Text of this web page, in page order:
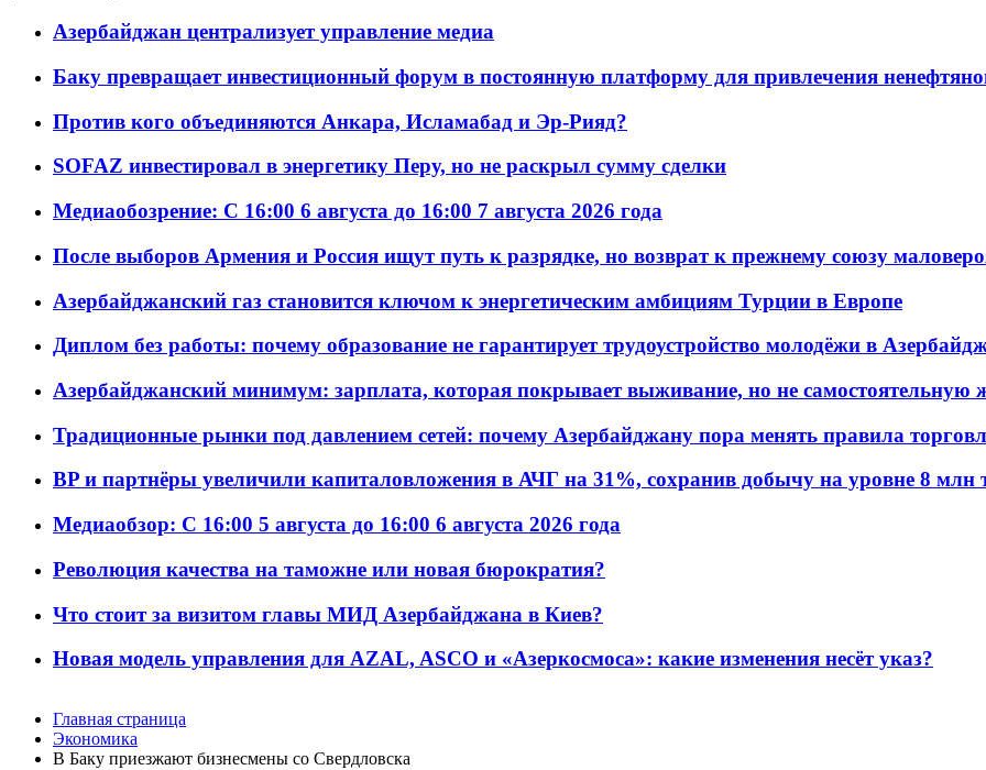
Азербайджан централизует управление медиа
Баку превращает инвестиционный форум в постоянную платформу для привлечения
Против кого объединяются Анкара, Исламабад и Эр-Рияд?
SOFAZ инвестировал в энергетику Перу, но не раскрыл сумму сделки
Медиаобозрение: С 16:00 6 августа до 16:00 7 августа 2026 года
После выборов Армения и Россия ищут путь к разрядке, но возврат к прежнему союзу
Азербайджанский газ становится ключом к энергетическим амбициям Турции в Европе
Диплом без работы: почему образование не гарантирует трудоустройство молодёжи в
Азербайджанский минимум: зарплата, которая покрывает выживание, но не самостоятельную
Традиционные рынки под давлением сетей: почему Азербайджану пора менять правила
BP и партнёры увеличили капиталовложения в АЧГ на 31%, сохранив добычу на уровне 8 млн
Медиаобзор: С 16:00 5 августа до 16:00 6 августа 2026 года
Революция качества на таможне или новая бюрократия?
Что стоит за визитом главы МИД Азербайджана в Киев?
Новая модель управления для AZAL, ASCO и «Азеркосмоса»: какие изменения несёт указ?
Главная страница
Экономика
В Баку приезжают бизнесмены со Свердловска